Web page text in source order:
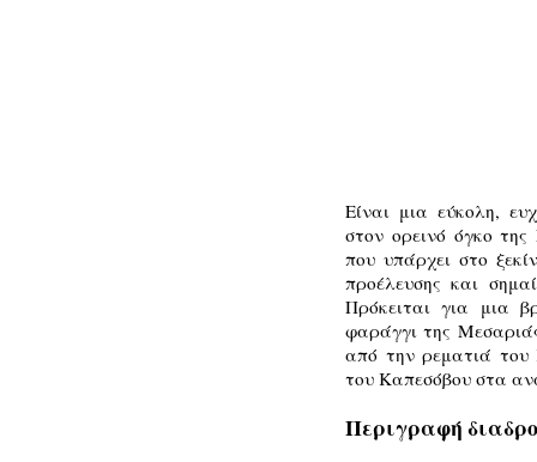
Είναι μια εύκολη,
στον ορεινό όγκο
που υπάρχει στο
προέλευσης και
Πρόκειται για μια
φαράγγι της
από την ρεματιά
του Καπεσόβου στα
Περιγραφή